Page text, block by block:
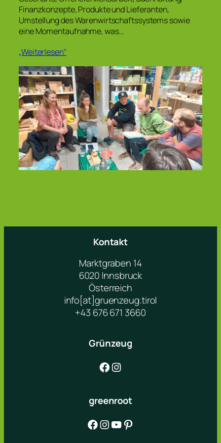
Finanzkonzepte, Produkte und Lieferanten,
Umstellung des Warenwirtschaftssystems sowie
eine Momentaufnahme, was…
„Weiterlesen“
Kontakt
Marktgraben 14
6020 Innsbruck
Österreich
info[at]gruenzeug.tirol
+43 676 671 3660
Grünzeug
Facebook Instagram
greenroot
Facebook Instagram YouTube Pinterest